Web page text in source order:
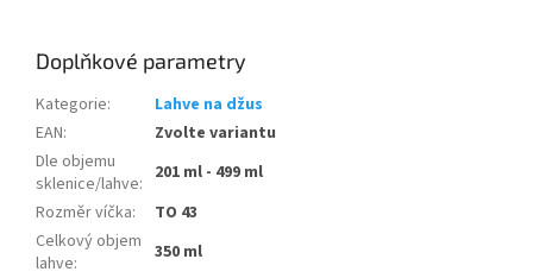
Doplňkové parametry
Kategorie:
Lahve na džus
EAN:
Zvolte variantu
Dle objemu
sklenice/lahve: 201 ml - 499 ml
Rozměr víčka:
TO 43
Celkový objem
lahve:
350 ml